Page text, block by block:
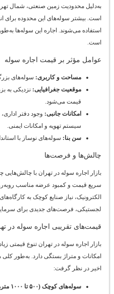
به‌دلیل محدودیت زمین صنعتی، شمال
است. بیشتر سوله‌های این محدوده برای
استفاده می‌شوند. اجاره این سوله‌ها
است.
عوامل مؤثر بر قیمت اجاره سوله
مساحت و کاربری :سوله‌های بزرگتر
موقعیت جغرافیایی:نزدیکی به
قیمت می‌شود.
امکانات جانبی:وجود دفتر اداری،
سیستم تهویه و امکانات ایمنی.
سن بنا :سوله‌های نوساز با
چالش‌ها و فرصت‌ها
بازار اجاره سوله در تهران با چالش‌هایی
سریع قیمت و کمبود عرضه مناسب روبه‌رو
الکترونیک، نیاز صنایع کوچک به
لجستیکی، فرصت‌های جدیدی برای
قیمت‌های تقریبی اجاره سوله در
بازار اجاره سوله در تهران تنوع قیمتی
امکانات و متراژ بستگی دارد. به‌طور کلی
اخیر در نظر گرفت:
سوله‌های کوچک (۵۰۰ تا۱۰۰۰